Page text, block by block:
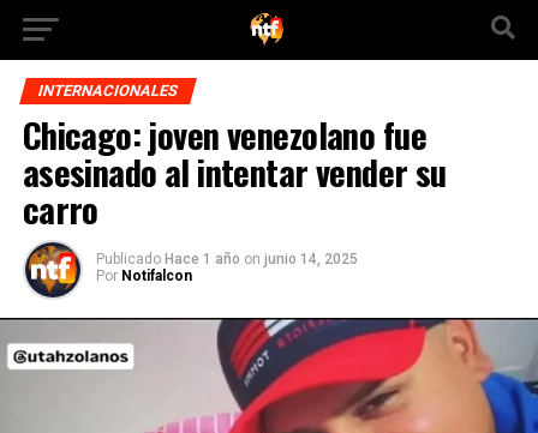
INTERNACIONALES
Chicago: joven venezolano fue
asesinado al intentar vender su
carro
Publicado Hace 1 año on junio 14, 2025
Por Notifalcon